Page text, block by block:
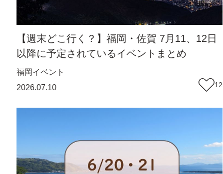
【週末どこ行く？】福岡・佐賀 7月11、12日
以降に予定されているイベントまとめ
福岡イベント
2026.07.10
12